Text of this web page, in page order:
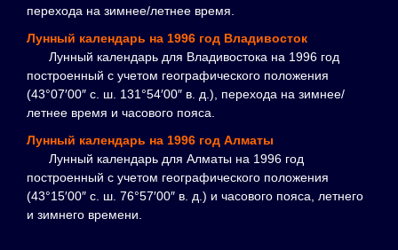
перехода на зимнее/летнее время.
Лунный календарь на 1996 год Владивосток
Лунный календарь для Владивостока на 1996 год
построенный с учетом географического положения
(43°07′00″ с. ш. 131°54′00″ в. д.), перехода на зимнее/
летнее время и часового пояса.
Лунный календарь на 1996 год Алматы
Лунный календарь для Алматы на 1996 год
построенный с учетом географического положения
(43°15′00″ с. ш. 76°57′00″ в. д.) и часового пояса, летнего
и зимнего времени.